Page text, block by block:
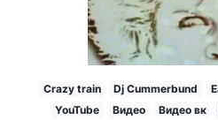
Crazy train Dj Cummerbund
YouTube
Видео Видео вк